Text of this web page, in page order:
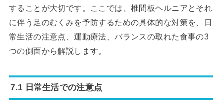
することが大切です。ここでは、椎間板ヘルニアとそれ
に伴う足のむくみを予防するための具体的な対策を、日
常生活の注意点、運動療法、バランスの取れた食事の3
つの側面から解説します。
7.1 日常生活での注意点